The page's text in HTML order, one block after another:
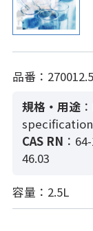
品番：
規格・用途
CAS RN ：
46.03
容量：2.5L